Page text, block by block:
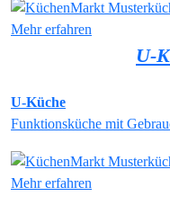
Mehr erfahren
U-
U-Küche
Funktionsküche mit
Mehr erfahren